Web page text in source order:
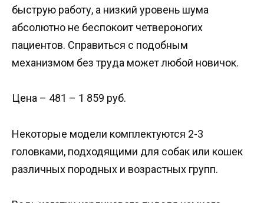
быструю работу, а низкий уровень шума
абсолютно не беспокоит четвероногих
пациентов. Справиться с подобным
механизмом без труда может любой новичок.
Цена – 481 – 1 859 руб.
Некоторые модели комплектуются 2-3
головками, подходящими для собак или кошек
различных породных и возрастных групп.